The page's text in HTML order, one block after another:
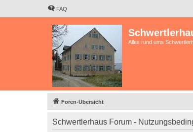
FAQ
Alles rund ums
Foren-Übersicht
Schwertlerhaus Forum -